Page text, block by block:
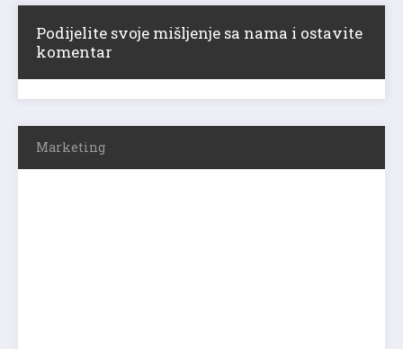
Podijelite svoje mišljenje sa nama i ostavite
komentar
Marketing